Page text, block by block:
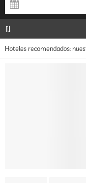
Hoteles recomendados: